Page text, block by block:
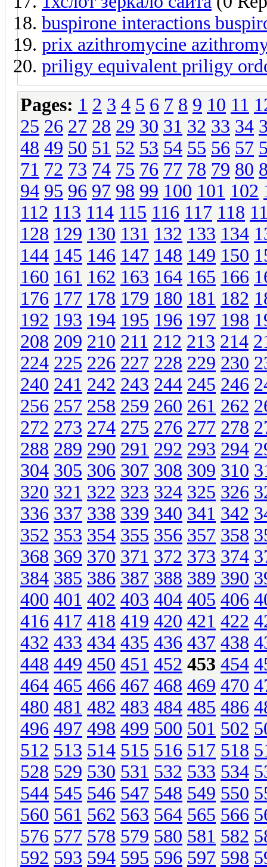
buspirone interactions
prix azithromycine
priligy equivalent priligy
Pages: 1 2 3 4 5 6 7 8 9 10 11
25 26 27 28 29 30 31 32 33 34
48 49 50 51 52 53 54 55 56 57
71 72 73 74 75 76 77 78 79 80
94 95 96 97 98 99 100 101 102
112 113 114 115 116 117 118
128 129 130 131 132 133 134
144 145 146 147 148 149 150
160 161 162 163 164 165 166
176 177 178 179 180 181 182
192 193 194 195 196 197 198
208 209 210 211 212 213 214
224 225 226 227 228 229 230
240 241 242 243 244 245 246
256 257 258 259 260 261 262
272 273 274 275 276 277 278
288 289 290 291 292 293 294
304 305 306 307 308 309 310
320 321 322 323 324 325 326
336 337 338 339 340 341 342
352 353 354 355 356 357 358
368 369 370 371 372 373 374
384 385 386 387 388 389 390
400 401 402 403 404 405 406
416 417 418 419 420 421 422
432 433 434 435 436 437 438
448 449 450 451 452 453 454
464 465 466 467 468 469 470
480 481 482 483 484 485 486
496 497 498 499 500 501 502
512 513 514 515 516 517 518
528 529 530 531 532 533 534
544 545 546 547 548 549 550
560 561 562 563 564 565 566
576 577 578 579 580 581 582
592 593 594 595 596 597 598